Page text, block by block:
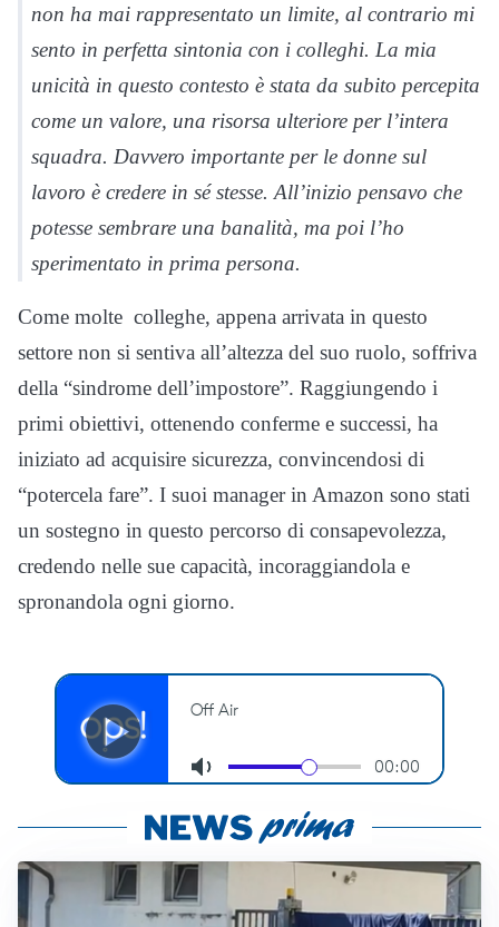
non ha mai rappresentato un limite, al contrario mi
sento in perfetta sintonia con i colleghi. La mia
unicità in questo contesto è stata da subito percepita
come un valore, una risorsa ulteriore per l’intera
squadra. Davvero importante per le donne sul
lavoro è credere in sé stesse. All’inizio pensavo che
potesse sembrare una banalità, ma poi l’ho
sperimentato in prima persona.
Come molte colleghe, appena arrivata in questo
settore non si sentiva all’altezza del suo ruolo, soffriva
della “sindrome dell’impostore”. Raggiungendo i
primi obiettivi, ottenendo conferme e successi, ha
iniziato ad acquisire sicurezza, convincendosi di
“potercela fare”. I suoi manager in Amazon sono stati
un sostegno in questo percorso di consapevolezza,
credendo nelle sue capacità, incoraggiandola e
spronandola ogni giorno.